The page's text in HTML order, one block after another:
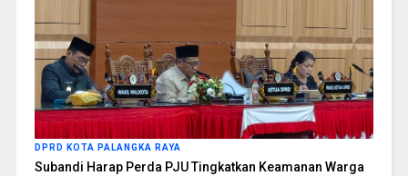
DPRD KOTA PALANGKA RAYA
Subandi Harap Perda PJU Tingkatkan Keamanan Warga